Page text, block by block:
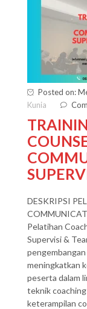
Posted on:
Kunia
DESKRIPSI
Pelatihan
Supervisi &
meningkatkan
peserta dalam
teknik
keterampilan